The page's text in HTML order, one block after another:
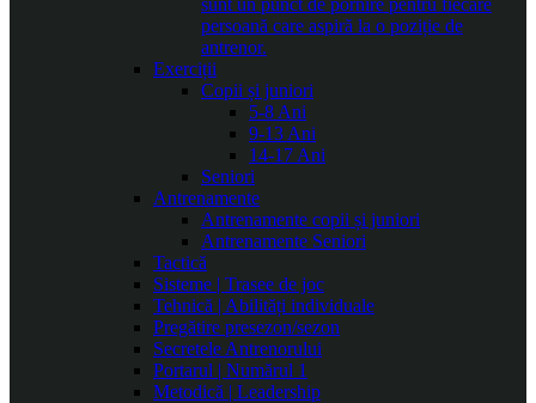
sunt un punct de pornire pentru fiecare
persoană care aspiră la o poziție de
antrenor.
Exerciții
Copii și juniori
5-8 Ani
9-13 Ani
14-17 Ani
Seniori
Antrenamente
Antrenamente copii și juniori
Antrenamente Seniori
Tactică
Sisteme | Trasee de joc
Tehnică | Abilități individuale
Pregătire presezon/sezon
Secretele Antrenorului
Portarul | Numărul 1
Metodică | Leadership